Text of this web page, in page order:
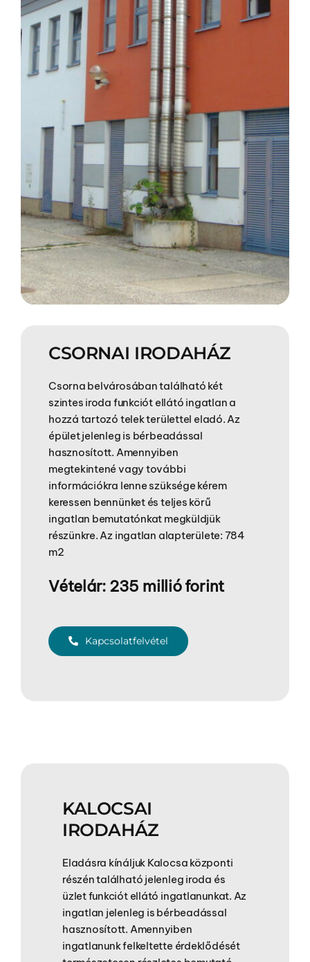
CSORNAI IRODAHÁZ
Csorna belvárosában található két
szintes iroda funkciót ellátó ingatlan a
hozzá tartozó telek területtel eladó. Az
épület jelenleg is bérbeadással
hasznosított. Amennyiben
megtekintené vagy további
információkra lenne szüksége kérem
keressen bennünket és teljes körű
ingatlan bemutatónkat megküldjük
részünkre. Az ingatlan alapterülete: 784
m2
Vételár: 235 millió forint
Kapcsolatfelvétel
KALOCSAI
IRODAHÁZ
Eladásra kínáljuk Kalocsa központi
részén található jelenleg iroda és
üzlet funkciót ellátó ingatlanunkat. Az
ingatlan jelenleg is bérbeadással
hasznosított. Amennyiben
ingatlanunk felkeltette érdeklődését